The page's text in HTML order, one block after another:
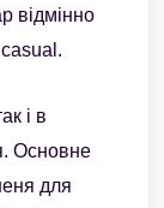
відмінно
і в
Основне
для